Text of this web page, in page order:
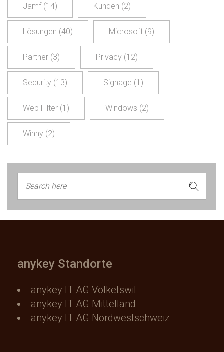
Jamf(14) Kunden (2)
Lösungen (40) Microsoft (9)
Partner (3) Privacy (12)
Security (13) Signage (1)
Web Filter (1) Windows (2)
Winny (2)
anykey Standorte
anykey IT AG Volketswil
anykey IT AG Mittelland
anykey IT AG Nordwestschweiz